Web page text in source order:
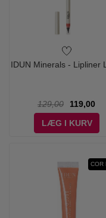
IDUN Minerals - Lipliner
129,00
119,00
LÆG I KURV
COR